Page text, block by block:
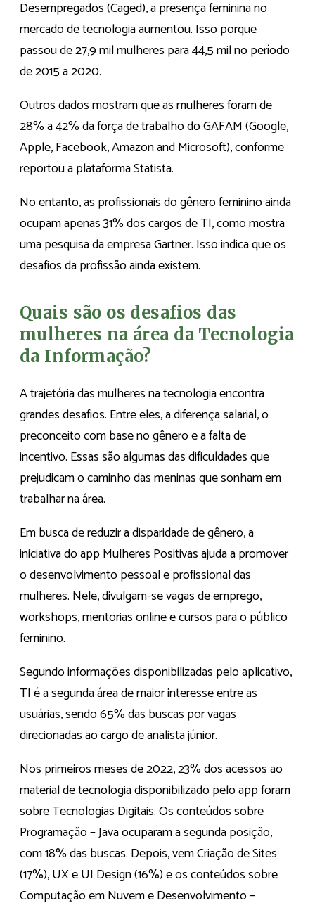
Desempregados (Caged), a presença feminina no
mercado de tecnologia aumentou. Isso porque
passou de 27,9 mil mulheres para 44,5 mil no período
de 2015 a 2020.
Outros dados mostram que as mulheres foram de
28% a 42% da força de trabalho do GAFAM (Google,
Apple, Facebook, Amazon and Microsoft), conforme
reportou a plataforma Statista.
No entanto, as profissionais do gênero feminino ainda
ocupam apenas 31% dos cargos de TI, como mostra
uma pesquisa da empresa Gartner. Isso indica que os
desafios da profissão ainda existem.
Quais são os desafios das
mulheres na área da Tecnologia
da Informação?
A trajetória das mulheres na tecnologia encontra
grandes desafios. Entre eles, a diferença salarial, o
preconceito com base no gênero e a falta de
incentivo. Essas são algumas das dificuldades que
prejudicam o caminho das meninas que sonham em
trabalhar na área.
Em busca de reduzir a disparidade de gênero, a
iniciativa do app Mulheres Positivas ajuda a promover
o desenvolvimento pessoal e profissional das
mulheres. Nele, divulgam-se vagas de emprego,
workshops, mentorias online e cursos para o público
feminino.
Segundo informações disponibilizadas pelo aplicativo,
TI é a segunda área de maior interesse entre as
usuárias, sendo 65% das buscas por vagas
direcionadas ao cargo de analista júnior.
Nos primeiros meses de 2022, 23% dos acessos ao
material de tecnologia disponibilizado pelo app foram
sobre Tecnologias Digitais. Os conteúdos sobre
Programação – Java ocuparam a segunda posição,
com 18% das buscas. Depois, vem Criação de Sites
(17%), UX e UI Design (16%) e os conteúdos sobre
Computação em Nuvem e Desenvolvimento –